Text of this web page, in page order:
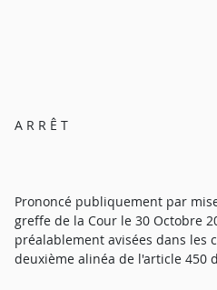
A R R Ê T
Prononcé publiquement par
greffe de la Cour le 30 Octobre
préalablement avisées dans les
deuxième alinéa de l'article 450